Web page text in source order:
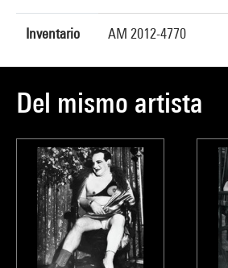
Inventario AM 2012-4770
Del mismo artista